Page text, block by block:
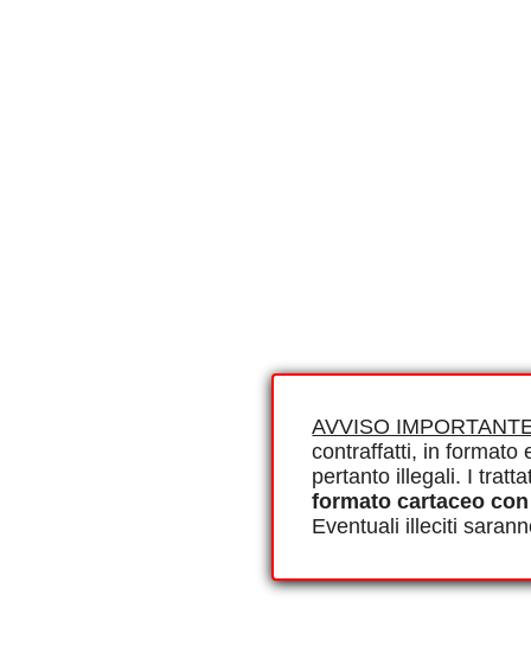
AVVISO
contraffatti, in formato
pertanto illegali. I
formato cartaceo
Eventuali illeciti